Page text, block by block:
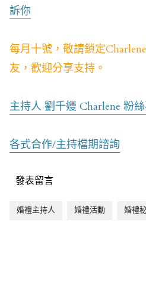
訴你
每月十號，敬請鎖定
友，歡迎分享支持。
主持人 劉千嫚 Charlene 粉
各式合作/主持檔期諮詢
發表留言
婚禮主持人 婚禮活動 婚禮